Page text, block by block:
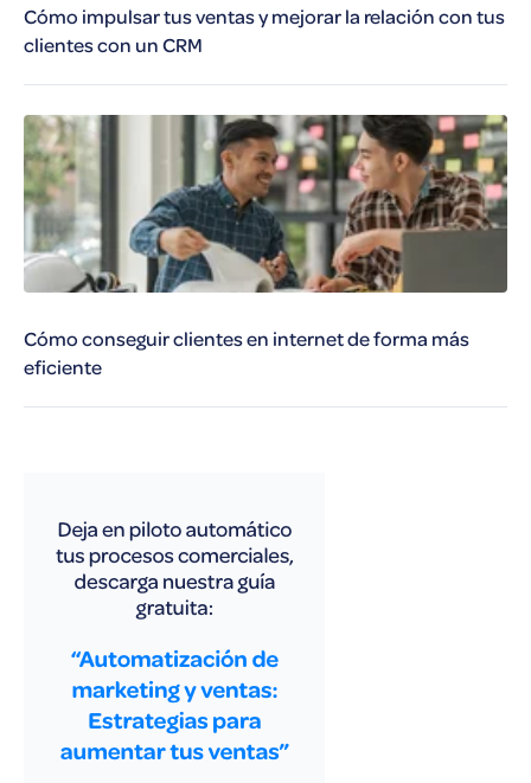
Cómo impulsar tus ventas y mejorar la relación con tus
clientes con un CRM
Cómo conseguir clientes en internet de forma más
eficiente